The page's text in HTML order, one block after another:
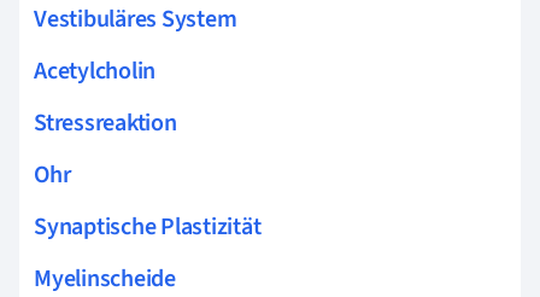
Vestibuläres System
Acetylcholin
Stressreaktion
Ohr
Synaptische Plastizität
Myelinscheide